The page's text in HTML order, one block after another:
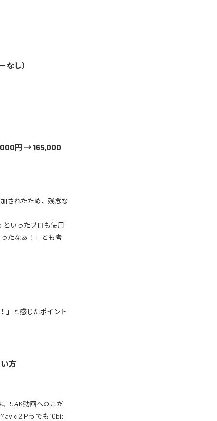
し）
円 → 165,000
されたため、残念な
といったプロも使用
たなぁ！」とも考
」
と感じたポイント
方
5.4K動画へのこだ
2 Pro でも10bit